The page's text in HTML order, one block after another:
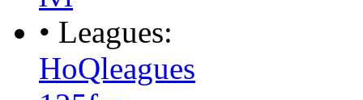
• Leagues:
HoQleagues